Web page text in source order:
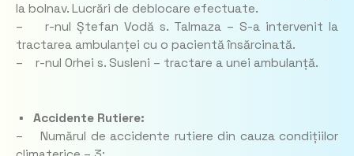
la bolnav. Lucrări de deblocare efectuate.
– r-nul Ștefan Vodă s. Talmaza – S-a intervenit la
tractarea ambulanței cu o pacientă însărcinată.
– r-nul Orhei s. Susleni – tractare a unei ambulanță.
▪ Accidente Rutiere:
– Numărul de accidente rutiere din cauza condițiilor